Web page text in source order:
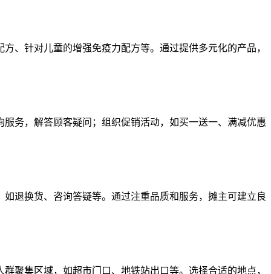
、针对儿童的增强免疫力配方等。通过提供多元化的产品，
务，解答顾客疑问；组织促销活动，如买一送一、满减优惠
退换货、咨询答疑等。通过注重品质和服务，摊主可建立良
聚集区域，如超市门口、地铁站出口等。选择合适的地点，